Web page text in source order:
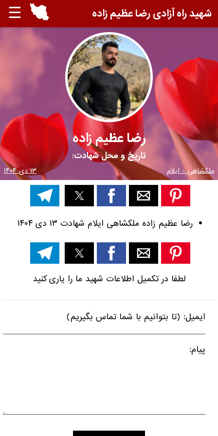
☰ شهید راه آزادی رضا عظیم زاده
رضا عظیم زاده
تاریخ و محل شهادت:
ملکشاهی - ایلام ۱۳ دی ۱۴۰۴
رضا عظیم زاده ملکشاهی ایلام شهادت ۱۳ دی ۱۴۰۴
لطفا در تکمیل اطلاعات شهید ما را یاری کنید
ایمیل: (تا بتوانیم با شما تماس بگیریم)
پیام: